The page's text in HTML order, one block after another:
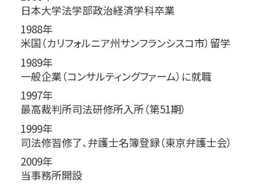
日本大学法学部政治経済学科卒業
1988年
米国（カリフォルニア州サンフランシスコ市）留学
1989年
一般企業（コンサルティングファーム）に就職
1997年
最高裁判所司法研修所入所（第51期）
1999年
司法修習修了、弁護士名簿登録（東京弁護士会）
2009年
当事務所開設